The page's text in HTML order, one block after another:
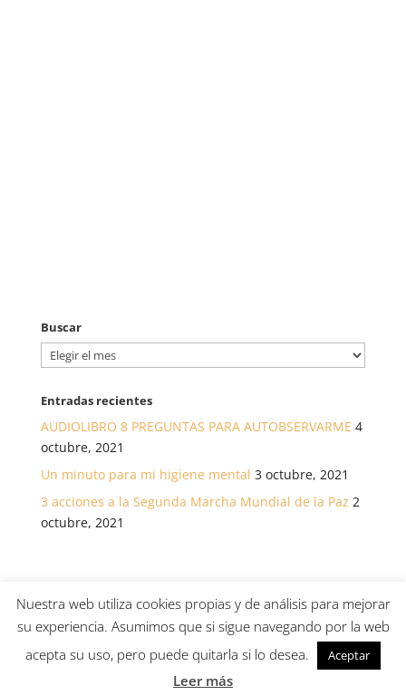
Buscar
Buscar
Entradas recientes
AUDIOLIBRO 8 PREGUNTAS PARA AUTOBSERVARME 4
octubre, 2021
Un minuto para mi higiene mental 3 octubre, 2021
3 acciones a la Segunda Marcha Mundial de la Paz 2
octubre, 2021
© Asociación canaria para el desarrollo de la salud a
través de La Atención /Política de Privacidad/
Política de cookies/
Nuestra web utiliza cookies propias y de análisis para mejorar
su experiencia. Asumimos que si sigue navegando por la web
acepta su uso, pero puede quitarla si lo desea.
Aceptar
Leer más